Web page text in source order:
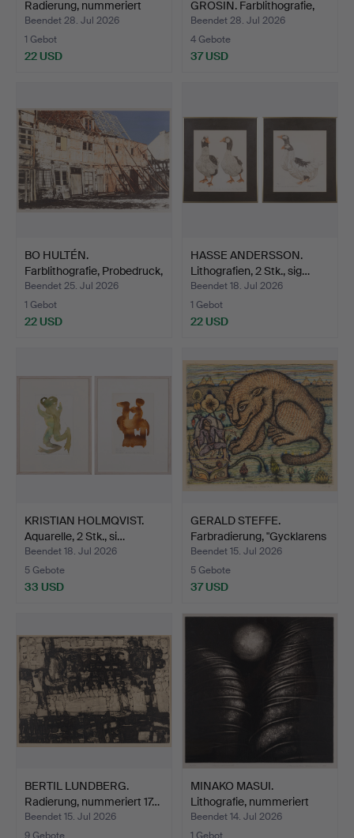
Radierung, nummeriert
11/15…
Beendet 28. Jul 2026
1 Gebot
22 USD
GROSIN. Farblithografie,
"En…
Beendet 28. Jul 2026
4 Gebote
37 USD
BO HULTÉN.
Farblithografie, Probedruck,
si…
Beendet 25. Jul 2026
1 Gebot
22 USD
HASSE ANDERSSON.
Lithografien, 2 Stk., sig…
Beendet 18. Jul 2026
1 Gebot
22 USD
KRISTIAN HOLMQVIST.
Aquarelle, 2 Stk., si…
Beendet 18. Jul 2026
5 Gebote
33 USD
GERALD STEFFE.
Farbradierung, "Gycklarens
…
Beendet 15. Jul 2026
5 Gebote
37 USD
BERTIL LUNDBERG.
Radierung, nummeriert 17…
Beendet 15. Jul 2026
MINAKO MASUI.
Lithografie, nummeriert
6/40…
Beendet 14. Jul 2026